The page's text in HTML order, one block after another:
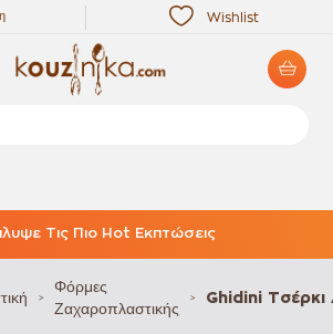
Wishlist
Τις Πιο Hot Εκπτώσεις
>
Φόρμες
Ζαχαροπλαστικής
> Ghidini